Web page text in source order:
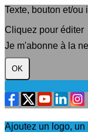
Texte, bouton et/ou
Cliquez pour éditer
Je m'abonne à la
OK
Ajoutez un logo,